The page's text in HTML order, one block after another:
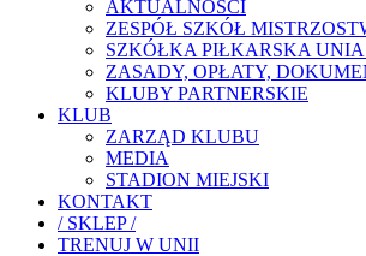
AKTUALNOŚCI
ZESPÓŁ SZKÓŁ
SZKÓŁKA PIŁKARSKA
ZASADY, OPŁATY,
KLUBY PARTNERSKIE
KLUB
ZARZĄD KLUBU
MEDIA
STADION MIEJSKI
KONTAKT
/ SKLEP /
TRENUJ W UNII